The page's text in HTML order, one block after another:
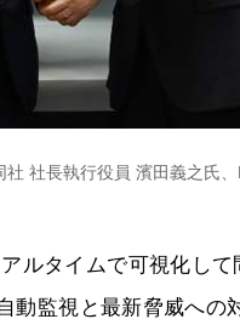
社長執行役員 濱田義之氏
ルタイムで可視化し
動監視と最新脅威への